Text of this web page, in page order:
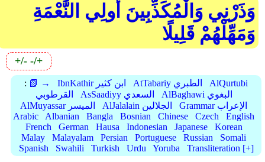
وَذَرْنِي وَالْمُكَذِّبِينَ أُولِي النَّعْمَةِ
وَمَهِّلْهُمْ قَلِيلًا
+/- -/+
: 📗 → IbnKathir ابن كثير AtTabariy الطبري
AlQurtubi
القرطوبي
AsSaadiyy السعدي
AlBaghawi البغوي
AlMuyassar الميسر
AlJalalain الجلالين
Grammar الإعراب
Arabic
Albanian Bangla Bosnian Chinese Czech
English
French
German Hausa Indonesian Japanese
Korean
Malay
Malayalam Persian Portuguese Russian
Somali
Spanish
Swahili Turkish Urdu Yoruba Transliteration [+]